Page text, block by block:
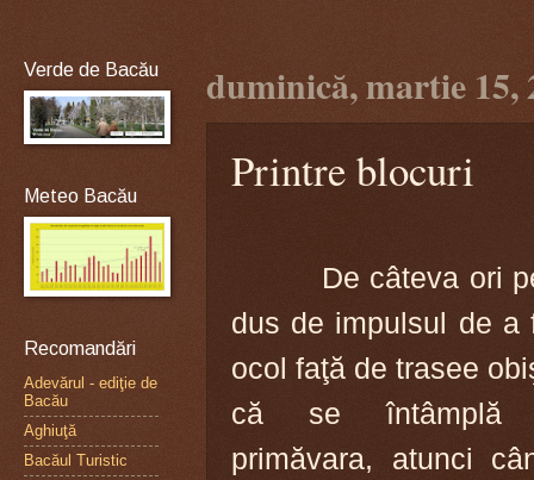
duminică, martie 15,
Printre blocuri
De câteva ori
dus de impulsul de a
ocol faţă de trasee
că se întâmplă
primăvara, atunci
Verde de Bacău
Meteo Bacău
Recomandări
Adevărul - ediţie de
Bacău
Aghiuţă
Bacăul Turistic